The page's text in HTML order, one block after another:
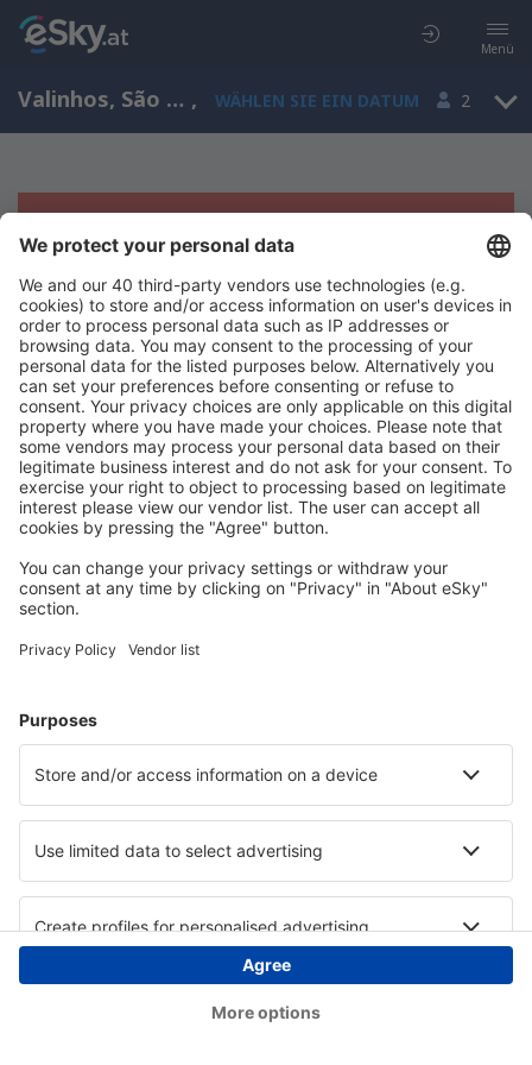
Menü
Valinhos, São Paulo, Brasilien , WÄHLEN SIE EIN DATUM 2
Es tut uns leid, wir können keine
Ergebnisse aufzeigen
Bitte starten Sie Ihre Suche erneut mit anderen Suchkriterien.
Copyright © eSky.at. Alle Rechte vorbehalten.